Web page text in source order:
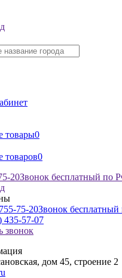
товары0
товаров0
20Звонок бесплатный по
75-20Звонок
435-57-07
звонок
дом 45, строение 2